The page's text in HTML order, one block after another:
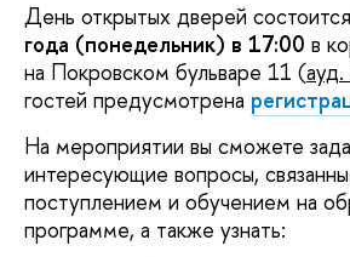
День открытых дверей состоится
года (понедельник) в 17:00 в
на Покровском бульваре 11 (ауд.
гостей предусмотрена
На мероприятии вы сможете
интересующие вопросы,
поступлением и обучением на
программе, а также узнать: